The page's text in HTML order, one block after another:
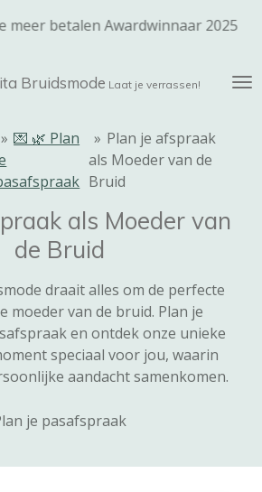
Bruidsmode Laat je verrassen!
meer betalen Awardwinnaar 2025
» 💌 🌿 Plan
» Plan je afspraak
als Moeder van de
Bruid
als Moeder van
de Bruid
draait alles om de perfecte
moeder van de bruid. Plan je
en ontdek onze unieke
speciaal voor jou, waarin
aandacht samenkomen.
je pasafspraak